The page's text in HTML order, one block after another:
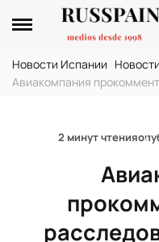
Новости Испании Новости
Авиакомпания
2 минут чтения